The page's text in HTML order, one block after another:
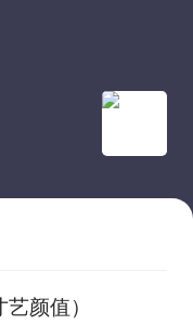
颜值）